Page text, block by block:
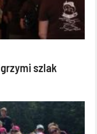
szlak